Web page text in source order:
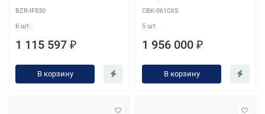
BZR-IF830
6 шт.
1 115 597 ₽
В корзину
CBK-3610XS
5 шт.
1 956 000 ₽
В корзину